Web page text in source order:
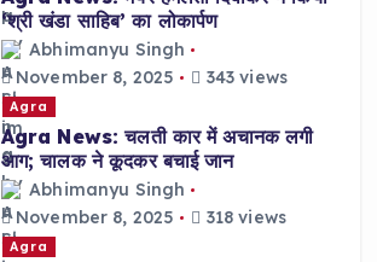
‘श्री खंडा साहिब’ का लोकार्पण
Abhimanyu Singh
November 8, 2025
343 views
Agra
Agra News: चलती कार में अचानक लगी
आग; चालक ने कूदकर बचाई जान
Abhimanyu Singh
November 8, 2025
318 views
Agra